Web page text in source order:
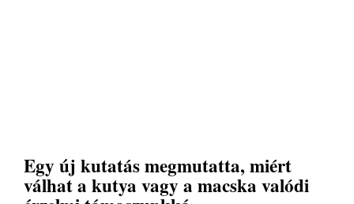
Egy új kutatás megmutatta, miért
válhat a kutya vagy a macska valódi